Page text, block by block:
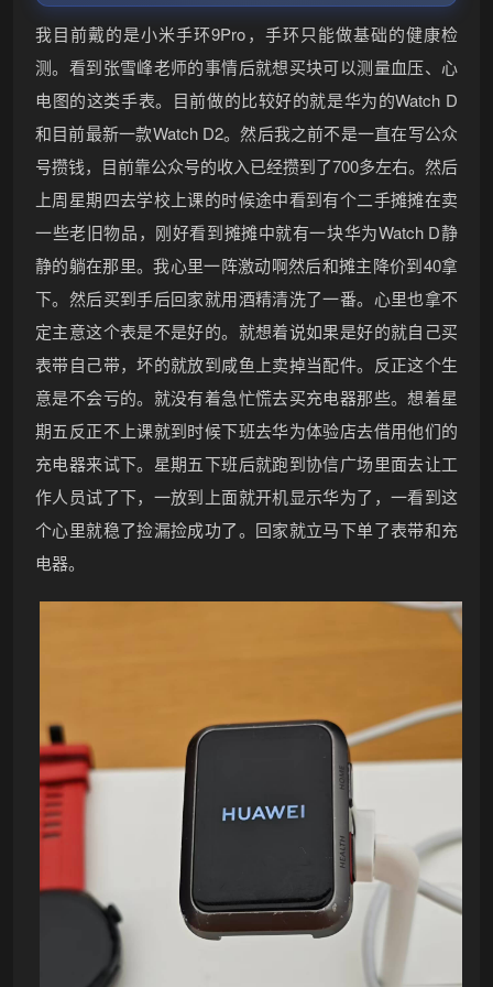
我目前戴的是小米手环9Pro，手环只能做基础的健康检
测。看到张雪峰老师的事情后就想买块可以测量血压、心
电图的这类手表。目前做的比较好的就是华为的Watch D
和目前最新一款Watch D2。然后我之前不是一直在写公众
号攒钱，目前靠公众号的收入已经攒到了700多左右。然后
上周星期四去学校上课的时候途中看到有个二手摊摊在卖
一些老旧物品，刚好看到摊摊中就有一块华为Watch D静
静的躺在那里。我心里一阵激动啊然后和摊主降价到40拿
下。然后买到手后回家就用酒精清洗了一番。心里也拿不
定主意这个表是不是好的。就想着说如果是好的就自己买
表带自己带，坏的就放到咸鱼上卖掉当配件。反正这个生
意是不会亏的。就没有着急忙慌去买充电器那些。想着星
期五反正不上课就到时候下班去华为体验店去借用他们的
充电器来试下。星期五下班后就跑到协信广场里面去让工
作人员试了下，一放到上面就开机显示华为了，一看到这
个心里就稳了捡漏捡成功了。回家就立马下单了表带和充
电器。